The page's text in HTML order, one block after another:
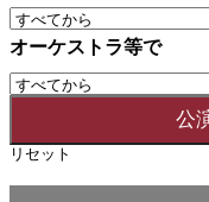
オーケストラ等で
リセット